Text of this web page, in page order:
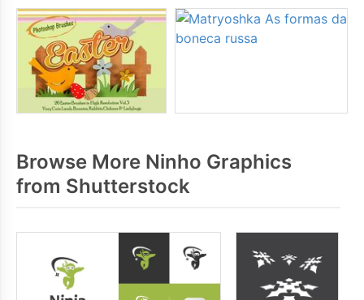
Browse More Ninho Graphics
from Shutterstock